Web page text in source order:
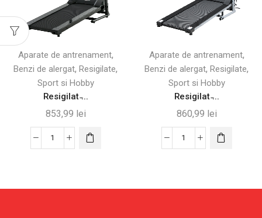
albastru
deschis
pliabilă,
neagră
Aparate de antrenament,
Benzi de alergat, Resigilate,
Sport si Hobby
Resigilat ̵...
853,99 lei
Cantitate
Aparate de antrenament,
Benzi de alergat, Resigilate,
Sport si Hobby
Resigilat ̵...
860,99 lei
Cantitate